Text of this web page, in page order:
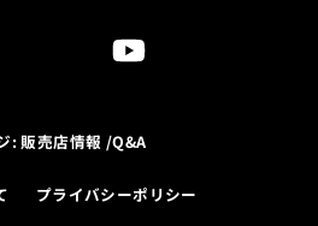
: 販売店情報 /Q&A
プライバシーポリシー